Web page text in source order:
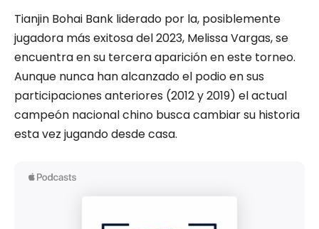
Tianjin Bohai Bank liderado por la, posiblemente
jugadora más exitosa del 2023, Melissa Vargas, se
encuentra en su tercera aparición en este torneo.
Aunque nunca han alcanzado el podio en sus
participaciones anteriores (2012 y 2019) el actual
campeón nacional chino busca cambiar su historia
esta vez jugando desde casa.